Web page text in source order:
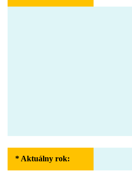
* Aktuálny rok: